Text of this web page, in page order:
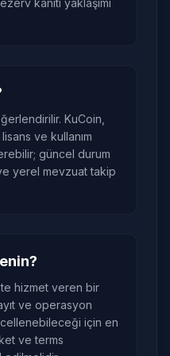
kanıtı yaklaşımı
KuCoin,
ve kullanım
güncel durum
yerel mevzuat takip
hizmet veren bir
ve operasyon
için en
ve terms